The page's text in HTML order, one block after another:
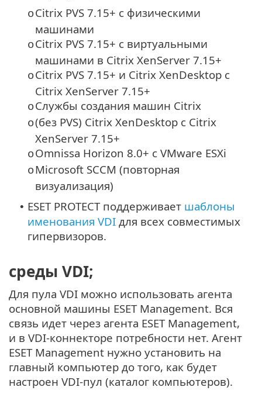
oCitrix PVS 7.15+ с физическими
машинами
oCitrix PVS 7.15+ с виртуальными
машинами в Citrix XenServer 7.15+
oCitrix PVS 7.15+ и Citrix XenDesktop с
Citrix XenServer 7.15+
oСлужбы создания машин Citrix
o(без PVS) Citrix XenDesktop с Citrix
XenServer 7.15+
oOmnissa Horizon 8.0+ с VMware ESXi
oMicrosoft SCCM (повторная
визуализация)
• ESET PROTECT поддерживает шаблоны
именования VDI для всех совместимых
гипервизоров.
среды VDI;
Для пула VDI можно использовать агента
основной машины ESET Management. Вся
связь идет через агента ESET Management,
и в VDI-коннекторе потребности нет. Агент
ESET Management нужно установить на
главный компьютер до того, как будет
настроен VDI-пул (каталог компьютеров).